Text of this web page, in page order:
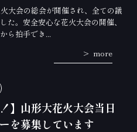
大会の総会が開催され、全ての議
た。安全安心な花火大会の開催、
ら拍手でき...
more
】山形大花火大会当日
を募集しています